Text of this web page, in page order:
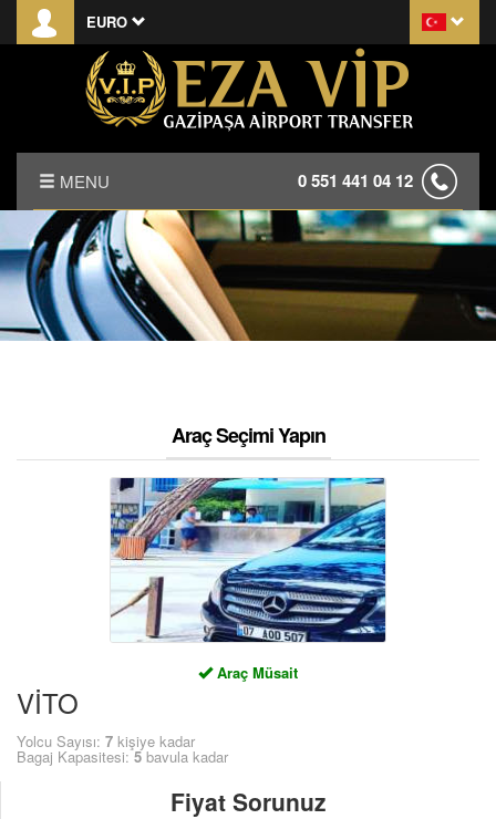
EURO
MENU 0 551 441 04 12
ANASAYFA
HAKKIMIZDA
KIRALAMA KOŞULLARI
İLETİŞİM
ÜYE GİRİŞİ / KAYIT
Araç Seçimi Yapın
Araç Müsait
VİTO
Yolcu Sayısı: 7 kişiye kadar
Bagaj Kapasitesi:5bavula kadar
Fiyat Sorunuz